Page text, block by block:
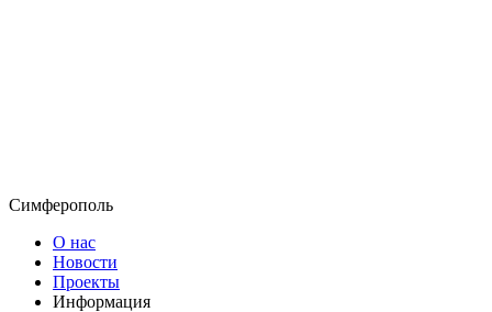
Симферополь
О нас
Новости
Проекты
Информация